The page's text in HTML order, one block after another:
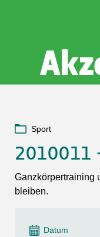
Sophia Care
Sport
2010011
Ganzkörpertraining
bleiben.
Datum